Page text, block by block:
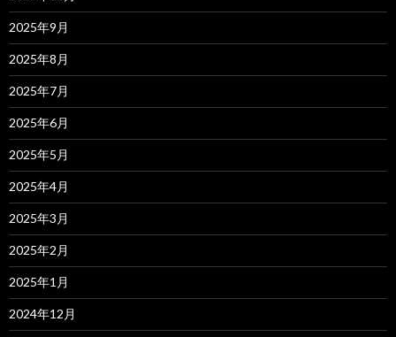
2025年9月
2025年8月
2025年7月
2025年6月
2025年5月
2025年4月
2025年3月
2025年2月
2025年1月
2024年12月